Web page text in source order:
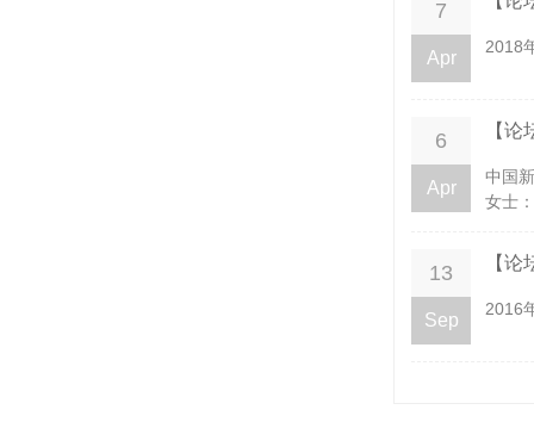
7
Apr
2018
6
Apr
【
中国
女士
13
Sep
【
2016